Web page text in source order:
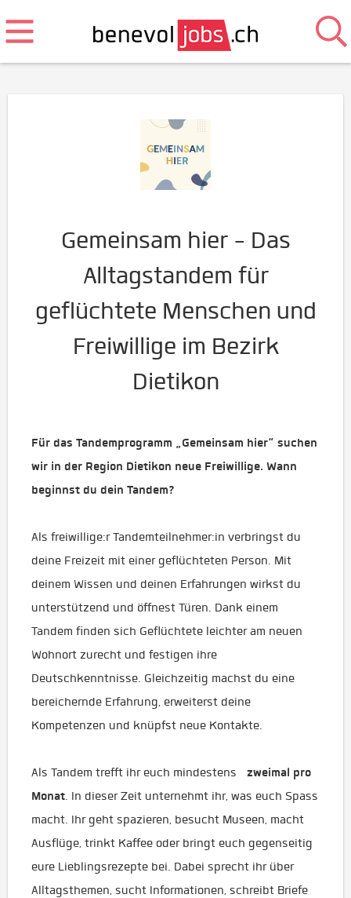
Gemeinsam hier - Das
Alltagstandem für
geflüchtete Menschen und
Freiwillige im Bezirk
Dietikon
Für das Tandemprogramm „Gemeinsam hier“ suchen
wir in der Region Dietikon neue Freiwillige. Wann
beginnst du dein Tandem?
Als freiwillige:r Tandemteilnehmer:in verbringst du
deine Freizeit mit einer geflüchteten Person. Mit
deinem Wissen und deinen Erfahrungen wirkst du
unterstützend und öffnest Türen. Dank einem
Tandem finden sich Geflüchtete leichter am neuen
Wohnort zurecht und festigen ihre
Deutschkenntnisse. Gleichzeitig machst du eine
bereichernde Erfahrung, erweiterst deine
Kompetenzen und knüpfst neue Kontakte.
Als Tandem trefft ihr euch mindestens zweimal pro
Monat. In dieser Zeit unternehmt ihr, was euch Spass
macht. Ihr geht spazieren, besucht Museen, macht
Ausflüge, trinkt Kaffee oder bringt euch gegenseitig
eure Lieblingsrezepte bei. Dabei sprecht ihr über
Alltagsthemen, sucht Informationen, schreibt Briefe